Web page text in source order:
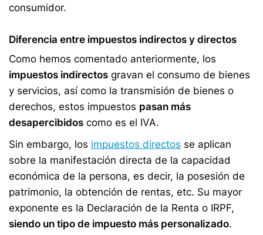
consumidor.
Diferencia entre impuestos indirectos y directos
Como hemos comentado anteriormente, los
impuestos indirectos gravan el consumo de bienes
y servicios, así como la transmisión de bienes o
derechos, estos impuestos pasan más
desapercibidos como es el IVA.
Sin embargo, los impuestos directos se aplican
sobre la manifestación directa de la capacidad
económica de la persona, es decir, la posesión de
patrimonio, la obtención de rentas, etc. Su mayor
exponente es la Declaración de la Renta o IRPF,
siendo un tipo de impuesto más personalizado.